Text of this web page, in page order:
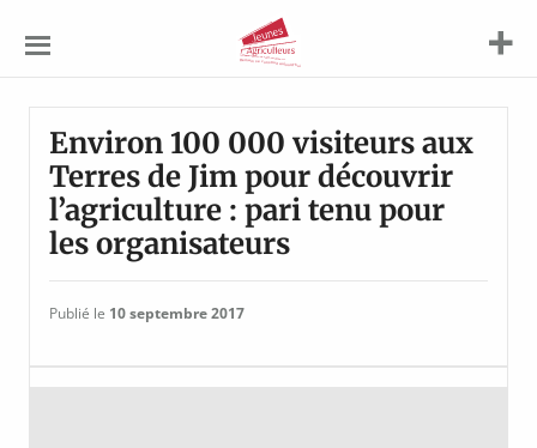
Agriculteurs
Environ 100 000 visiteurs aux
Terres de Jim pour découvrir
l’agriculture : pari tenu pour
les organisateurs
Publié le 10 septembre 2017